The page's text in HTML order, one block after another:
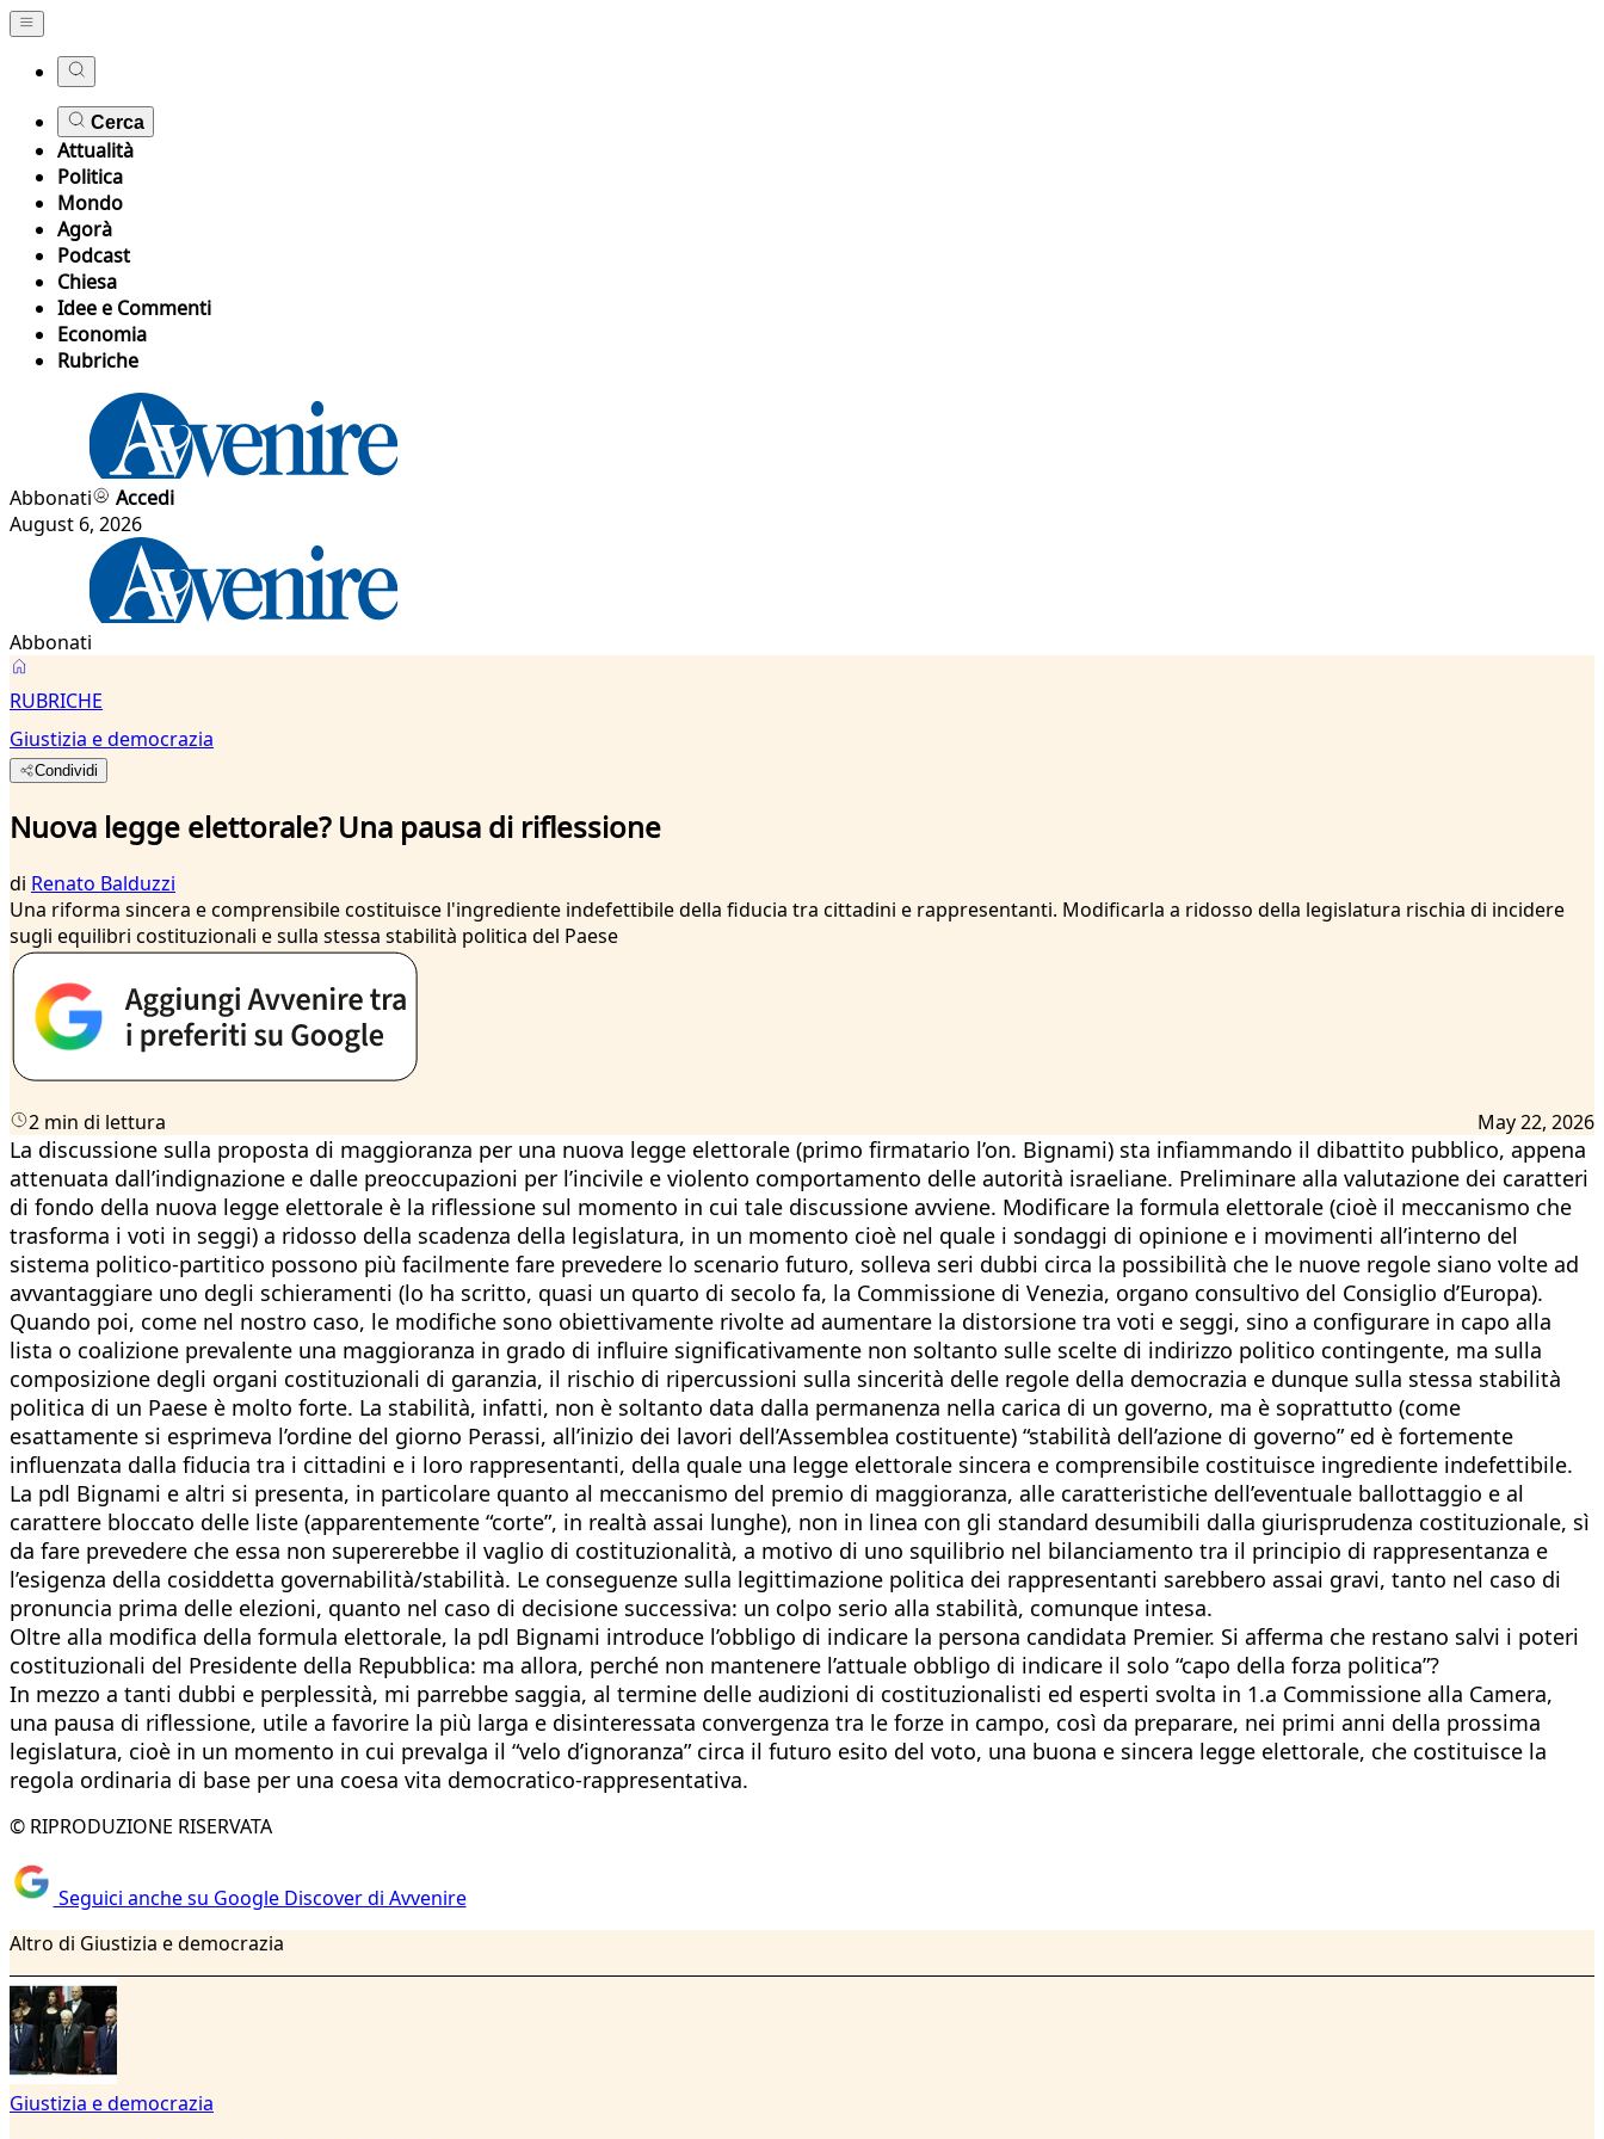
Cerca
Attualità
Politica
Mondo
Agorà
Podcast
Chiesa
Idee e Commenti
Economia
Rubriche
Abbonati
Accedi
August 6, 2026
Abbonati
RUBRICHE
Giustizia e democrazia
Condividi
Nuova legge elettorale? Una pausa di riflessione
di Renato Balduzzi
Una riforma sincera e comprensibile costituisce l'ingrediente indefettibile della fiducia tra cittadini e rappresentanti. Modificarla a ridosso della legislatura rischia di incidere
sugli equilibri costituzionali e sulla stessa stabilità politica del Paese
2 min di lettura May 22, 2026
La discussione sulla proposta di maggioranza per una nuova legge elettorale (primo firmatario l’on. Bignami) sta infiammando il dibattito pubblico, appena
attenuata dall’indignazione e dalle preoccupazioni per l’incivile e violento comportamento delle autorità israeliane. Preliminare alla valutazione dei caratteri
di fondo della nuova legge elettorale è la riflessione sul momento in cui tale discussione avviene. Modificare la formula elettorale (cioè il meccanismo che
trasforma i voti in seggi) a ridosso della scadenza della legislatura, in un momento cioè nel quale i sondaggi di opinione e i movimenti all’interno del
sistema politico-partitico possono più facilmente fare prevedere lo scenario futuro, solleva seri dubbi circa la possibilità che le nuove regole siano volte ad
avvantaggiare uno degli schieramenti (lo ha scritto, quasi un quarto di secolo fa, la Commissione di Venezia, organo consultivo del Consiglio d’Europa).
Quando poi, come nel nostro caso, le modifiche sono obiettivamente rivolte ad aumentare la distorsione tra voti e seggi, sino a configurare in capo alla
lista o coalizione prevalente una maggioranza in grado di influire significativamente non soltanto sulle scelte di indirizzo politico contingente, ma sulla
composizione degli organi costituzionali di garanzia, il rischio di ripercussioni sulla sincerità delle regole della democrazia e dunque sulla stessa stabilità
politica di un Paese è molto forte. La stabilità, infatti, non è soltanto data dalla permanenza nella carica di un governo, ma è soprattutto (come
esattamente si esprimeva l’ordine del giorno Perassi, all’inizio dei lavori dell’Assemblea costituente) “stabilità dell’azione di governo” ed è fortemente
influenzata dalla fiducia tra i cittadini e i loro rappresentanti, della quale una legge elettorale sincera e comprensibile costituisce ingrediente indefettibile.
La pdl Bignami e altri si presenta, in particolare quanto al meccanismo del premio di maggioranza, alle caratteristiche dell’eventuale ballottaggio e al
carattere bloccato delle liste (apparentemente “corte”, in realtà assai lunghe), non in linea con gli standard desumibili dalla giurisprudenza costituzionale, sì
da fare prevedere che essa non supererebbe il vaglio di costituzionalità, a motivo di uno squilibrio nel bilanciamento tra il principio di rappresentanza e
l’esigenza della cosiddetta governabilità/stabilità. Le conseguenze sulla legittimazione politica dei rappresentanti sarebbero assai gravi, tanto nel caso di
pronuncia prima delle elezioni, quanto nel caso di decisione successiva: un colpo serio alla stabilità, comunque intesa.
Oltre alla modifica della formula elettorale, la pdl Bignami introduce l’obbligo di indicare la persona candidata Premier. Si afferma che restano salvi i poteri
costituzionali del Presidente della Repubblica: ma allora, perché non mantenere l’attuale obbligo di indicare il solo “capo della forza politica”?
In mezzo a tanti dubbi e perplessità, mi parrebbe saggia, al termine delle audizioni di costituzionalisti ed esperti svolta in 1.a Commissione alla Camera,
una pausa di riflessione, utile a favorire la più larga e disinteressata convergenza tra le forze in campo, così da preparare, nei primi anni della prossima
legislatura, cioè in un momento in cui prevalga il “velo d’ignoranza” circa il futuro esito del voto, una buona e sincera legge elettorale, che costituisce la
regola ordinaria di base per una coesa vita democratico-rappresentativa.
© RIPRODUZIONE RISERVATA
Seguici anche su Google Discover di Avvenire
Altro di Giustizia e democrazia
Giustizia e democrazia